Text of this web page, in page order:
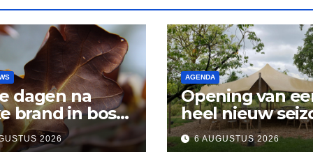
dagen na
brand in bos
Rosmalen en
2026
AGENDA
Opening van
heel nieuw
Vertelpodium
6 AUGUSTUS 2026